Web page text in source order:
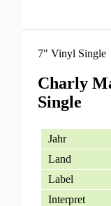
7" Vinyl Single
Charly
Single